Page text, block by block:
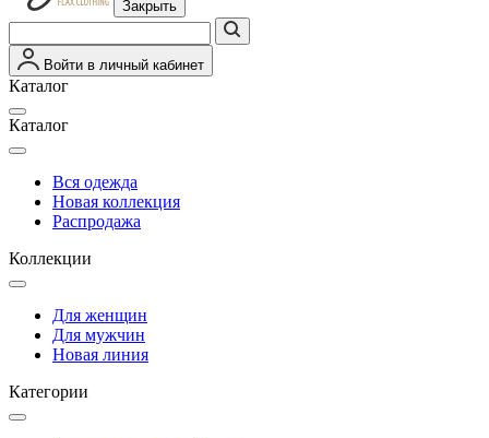
Закрыть
Войти в личный кабинет
Каталог
Каталог
Вся одежда
Новая коллекция
Распродажа
Коллекции
Для женщин
Для мужчин
Новая линия
Категории